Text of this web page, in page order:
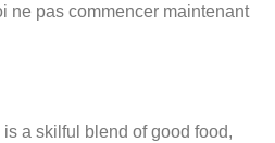
ne pas commencer maintenant
a skilful blend of good food,